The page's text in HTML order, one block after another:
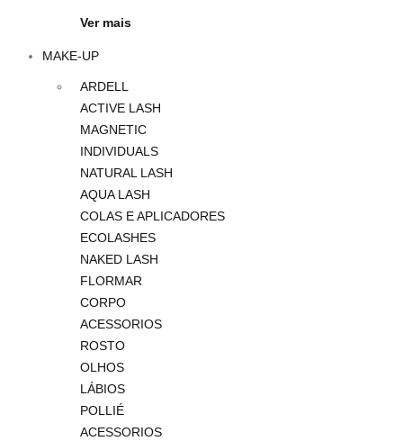
Ver mais
MAKE-UP
ARDELL
ACTIVE LASH
MAGNETIC
INDIVIDUALS
NATURAL LASH
AQUA LASH
COLAS E APLICADORES
ECOLASHES
NAKED LASH
FLORMAR
CORPO
ACESSORIOS
ROSTO
OLHOS
LÁBIOS
POLLIÉ
ACESSORIOS